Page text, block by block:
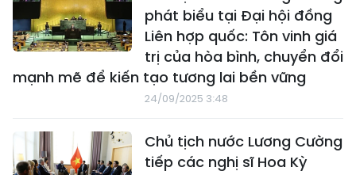
phát biểu tại Đại hội đồng
Liên hợp quốc: Tôn vinh giá
trị của hòa bình, chuyển đổi
mạnh mẽ để kiến tạo tương lai bền vững
24/09/2025 3:48
Chủ tịch nước Lương Cường
tiếp các nghị sĩ Hoa Kỳ